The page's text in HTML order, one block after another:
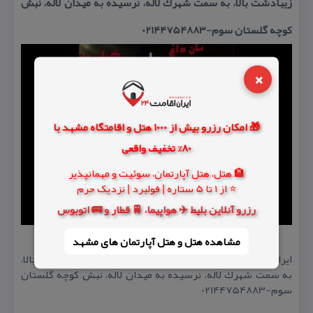
×
🎁 امکان رزرو بیش از 1000 هتل و اقامتگاه مشهد با
80% تخفیف واقعی
🏨 هتل، هتل آپارتمان، سوئیت و مهمانپذیر
⭐ از 1 تا 5 ستاره | فولبرد | نزدیک حرم
رزرو آنلاین بلیط ✈️ هواپیما، 🚆 قطار و 🚌 اتوبوس
مشاهده هتل و هتل‌ آپارتمان های مشهد
كوچه گلستان سوم-02144754883
ایران، استان تهران، تهران، دهكده المپیك، چهارراه زیبادشت بالا،
به سمت شهرك لاله، نرسیده به میدان لاله، نبش كوچه گلستان
سوم-02144754883